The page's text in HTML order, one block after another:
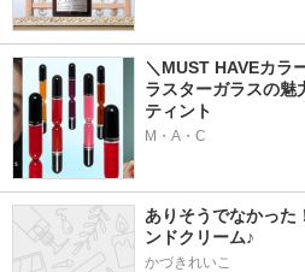
＼MUST HAVEカラ
ラスターガラスの魅
ティント
M・A・C
ありそうでなかった
ンドクリーム♪
かづきれいこ